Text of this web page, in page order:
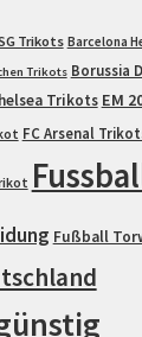
Trikots Barcelona
Trikots Borussia
Trikots EM
FC Arsenal
Fußball